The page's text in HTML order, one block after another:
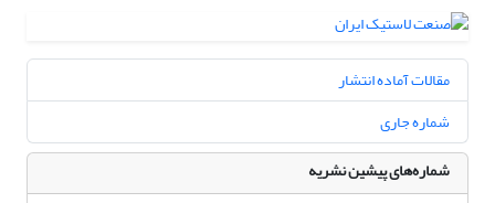
مقالات آماده انتشار
شماره جاری
شماره‌های پیشین نشریه